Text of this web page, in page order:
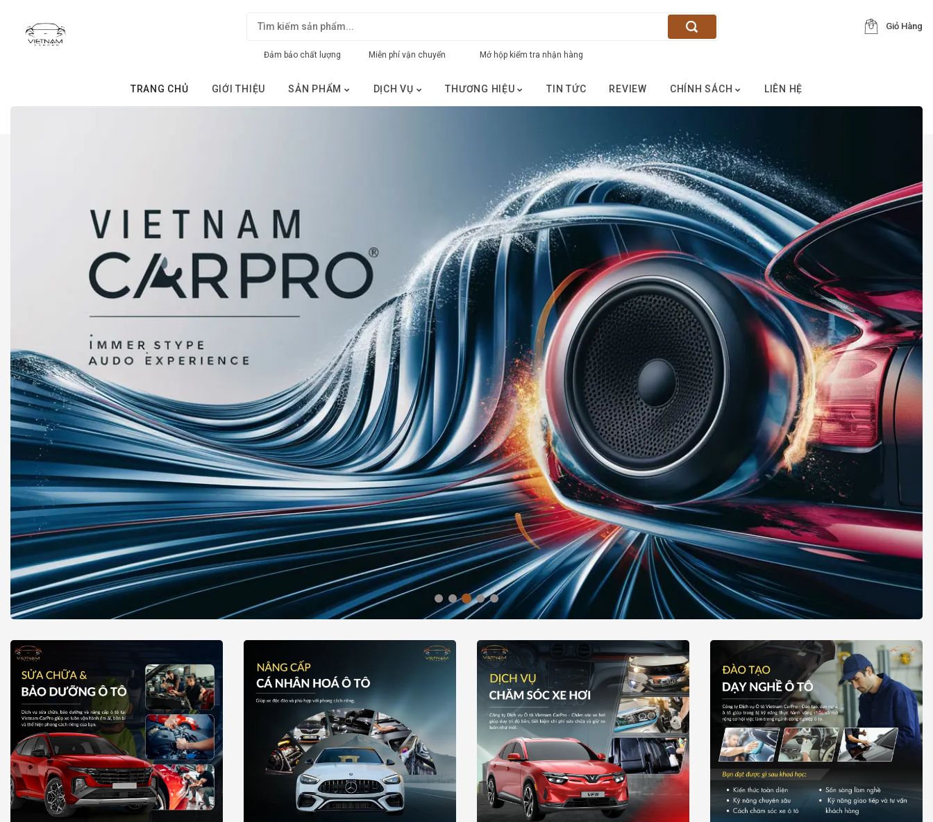
Đảm bảo chất lượng Miễn phí vận chuyển Mở hộp kiểm tra nhận hàng
Giỏ Hàng
TRANG CHỦ GIỚI THIỆU SẢN PHẨM DỊCH VỤ THƯƠNG HIỆU TIN TỨC REVIEW CHÍNH SÁCH LIÊN HỆ